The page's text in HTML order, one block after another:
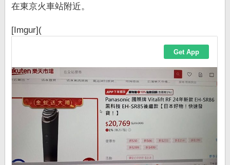
在東京火車站附近。
[Imgur](